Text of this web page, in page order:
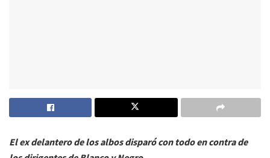
El ex delantero de los albos disparó con todo en contra de